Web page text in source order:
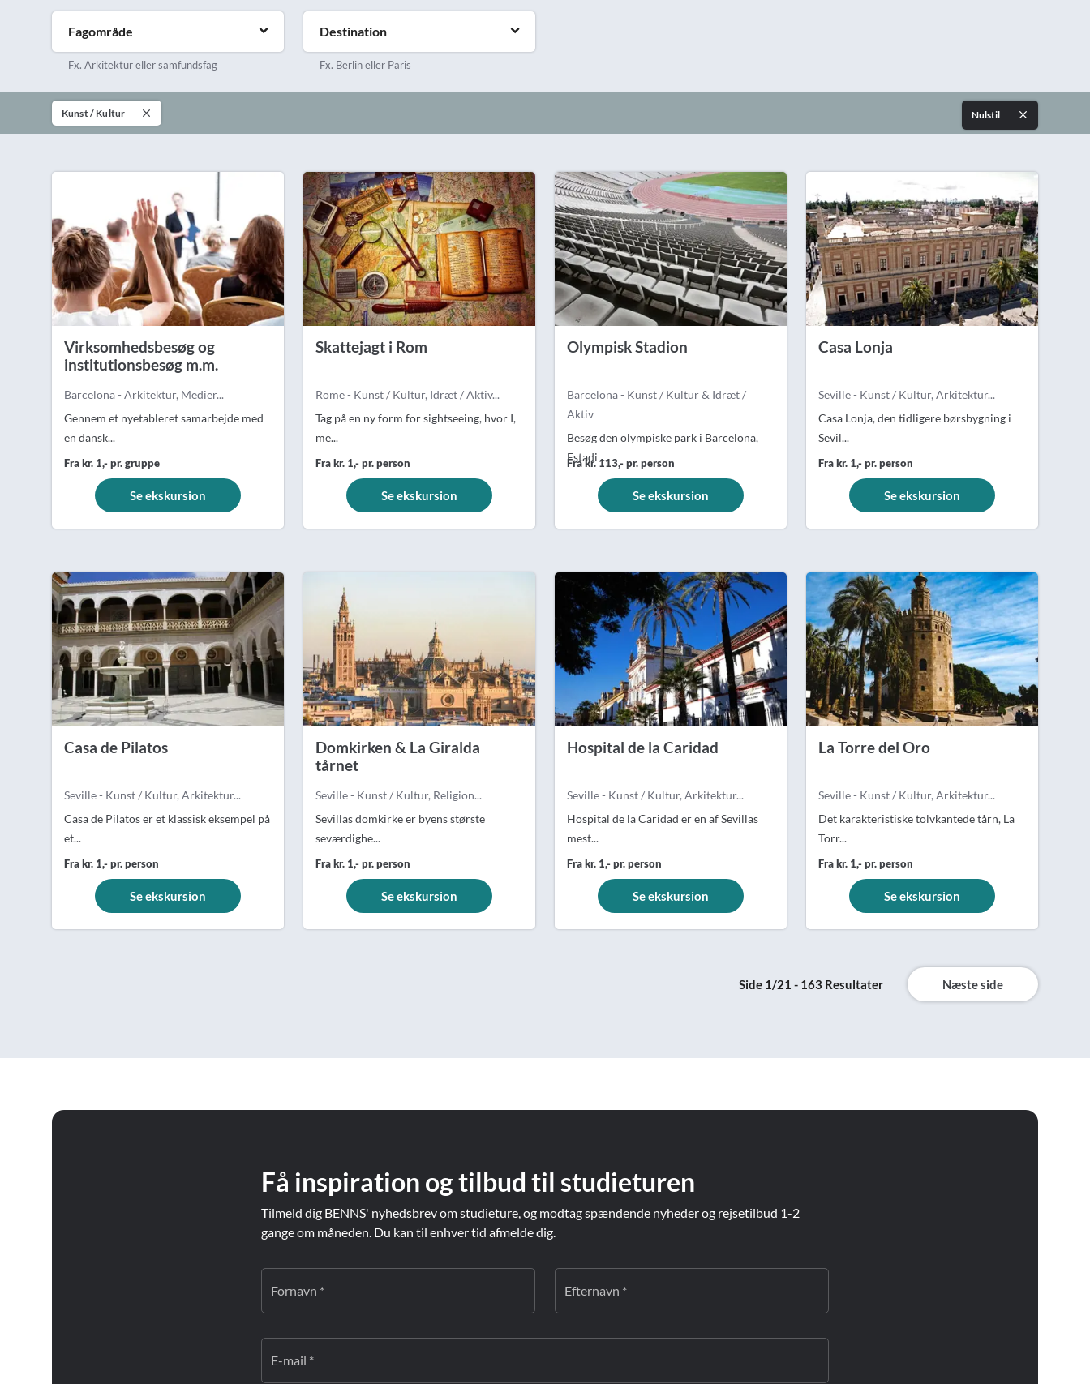
Fagområde
Fx. Arkitektur eller samfundsfag
Destination
Fx. Berlin eller Paris
Kunst / Kultur Nulstil
Virksomhedsbesøg og
institutionsbesøg m.m.
Barcelona - Arkitektur, Medier...
Gennem et nyetableret samarbejde med
en dansk...
Fra kr. 1,- pr. gruppe
Se ekskursion
Skattejagt i Rom
Rome - Kunst / Kultur, Idræt / Aktiv...
Tag på en ny form for sightseeing, hvor I,
me...
Fra kr. 1,- pr. person
Se ekskursion
Olympisk Stadion
Barcelona - Kunst / Kultur & Idræt /
Aktiv
Besøg den olympiske park i Barcelona,
Estadi ...
Fra kr. 113,- pr. person
Se ekskursion
Casa Lonja
Seville - Kunst / Kultur, Arkitektur...
Casa Lonja, den tidligere børsbygning i
Sevil...
Fra kr. 1,- pr. person
Se ekskursion
Casa de Pilatos
Seville - Kunst / Kultur, Arkitektur...
Casa de Pilatos er et klassisk eksempel på
et...
Fra kr. 1,- pr. person
Se ekskursion
Domkirken & La Giralda
tårnet
Seville - Kunst / Kultur, Religion...
Sevillas domkirke er byens største
seværdighe...
Fra kr. 1,- pr. person
Se ekskursion
Hospital de la Caridad
Seville - Kunst / Kultur, Arkitektur...
Hospital de la Caridad er en af Sevillas
mest...
Fra kr. 1,- pr. person
Se ekskursion
La Torre del Oro
Seville - Kunst / Kultur, Arkitektur...
Det karakteristiske tolvkantede tårn, La
Torr...
Fra kr. 1,- pr. person
Se ekskursion
Side 1/21 - 163 Resultater Næste side
Få inspiration og tilbud til studieturen
Tilmeld dig BENNS' nyhedsbrev om studieture, og modtag spændende nyheder og rejsetilbud 1-2
gange om måneden. Du kan til enhver tid afmelde dig.
Fornavn * Efternavn *
E-mail *